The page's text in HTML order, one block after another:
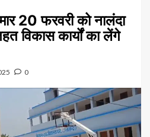
20 फरवरी को नालंदा
विकास कार्यों का लेंगे
0